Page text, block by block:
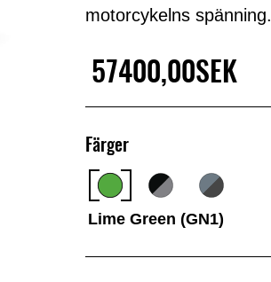
motorcykelns spänning.
57400,00SEK
Färger
Lime Green (GN1)